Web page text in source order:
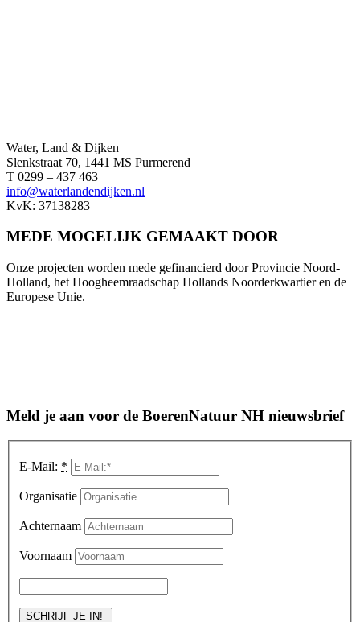
Water, Land & Dijken
Slenkstraat 70, 1441 MS Purmerend
T 0299 – 437 463
info@waterlandendijken.nl
KvK: 37138283
MEDE MOGELIJK GEMAAKT DOOR
Onze projecten worden mede gefinancierd door Provincie Noord-
Holland, het Hoogheemraadschap Hollands Noorderkwartier en de
Europese Unie.
Meld je aan voor de BoerenNatuur NH nieuwsbrief
E-Mail: *
Organisatie
Achternaam
Voornaam